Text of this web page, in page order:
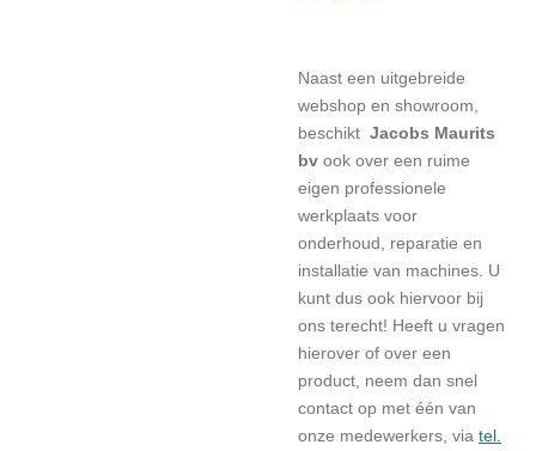
Naast een uitgebreide
webshop en showroom,
beschikt Jacobs Maurits
bv ook over een ruime
eigen professionele
werkplaats voor
onderhoud, reparatie en
installatie van machines. U
kunt dus ook hiervoor bij
ons terecht! Heeft u vragen
hierover of over een
product, neem dan snel
contact op met één van
onze medewerkers, via tel.